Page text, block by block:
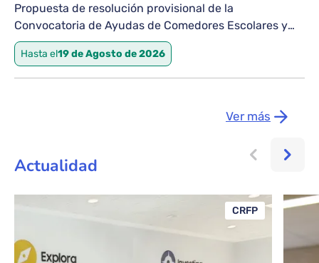
Propuesta de resolución provisional de la
Convocatoria de Ayudas de Comedores Escolares y
Libros de Texto (Periodo Ordinario). Curso 2026/2027
Hasta el19 de Agosto de 2026
Ver más
Actualidad
CRFP